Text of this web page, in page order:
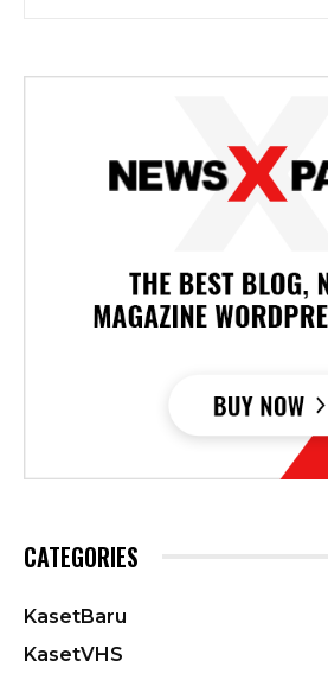
CATEGORIES
KasetBaru
KasetVHS